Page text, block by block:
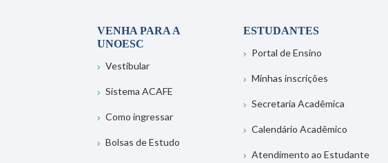
VENHA PARA A
UNOESC
Vestibular
Sistema ACAFE
Como ingressar
Bolsas de Estudo
ESTUDANTES
Portal de Ensino
Minhas inscrições
Secretaria Acadêmica
Calendário Acadêmico
Atendimento ao Estudante